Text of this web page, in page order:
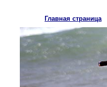
Главная страница